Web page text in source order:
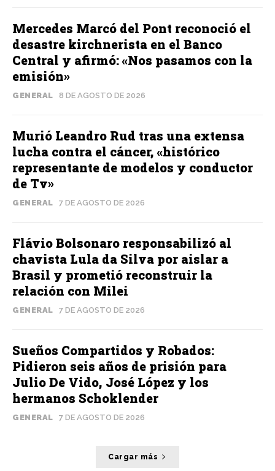
Mercedes Marcó del Pont reconoció el
desastre kirchnerista en el Banco
Central y afirmó: «Nos pasamos con la
emisión»
GENERAL 8 DE AGOSTO DE 2026
Murió Leandro Rud tras una extensa
lucha contra el cáncer, «histórico
representante de modelos y conductor
de Tv»
GENERAL 7 DE AGOSTO DE 2026
Flávio Bolsonaro responsabilizó al
chavista Lula da Silva por aislar a
Brasil y prometió reconstruir la
relación con Milei
GENERAL 7 DE AGOSTO DE 2026
Sueños Compartidos y Robados:
Pidieron seis años de prisión para
Julio De Vido, José López y los
hermanos Schoklender
GENERAL 7 DE AGOSTO DE 2026
Cargar más